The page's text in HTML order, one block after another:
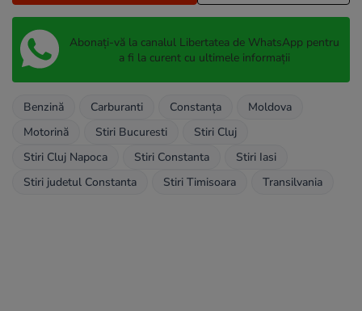
Abonați-vă la canalul Libertatea de WhatsApp pentru
a fi la curent cu ultimele informații
Benzină Carburanti Constanța
Moldova
Motorină
Stiri Bucuresti
Stiri Cluj
Stiri Cluj Napoca
Stiri Constanta
Stiri Iasi
Stiri judetul Constanta
Stiri Timisoara Transilvania